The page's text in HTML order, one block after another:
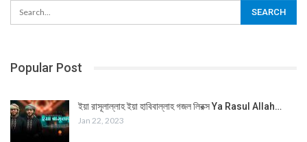
Popular Post
ইয়া রাসূলাল্লাহ ইয়া হাবিবাল্লাহ গজল লিরক্স Ya Rasul Allah…
Jan 22, 2023